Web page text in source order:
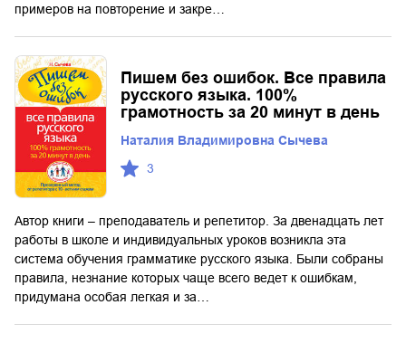
примеров на повторение и закре…
Пишем без ошибок. Все правила
русского языка. 100%
грамотность за 20 минут в день
Наталия Владимировна Сычева
3
Автор книги – преподаватель и репетитор. За двенадцать лет
работы в школе и индивидуальных уроков возникла эта
система обучения грамматике русского языка. Были собраны
правила, незнание которых чаще всего ведет к ошибкам,
придумана особая легкая и за…